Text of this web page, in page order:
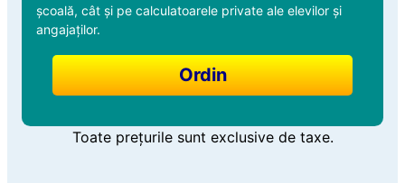
școală, cât și pe calculatoarele private ale elevilor și
angajaților.
Ordin
Toate prețurile sunt exclusive de taxe.